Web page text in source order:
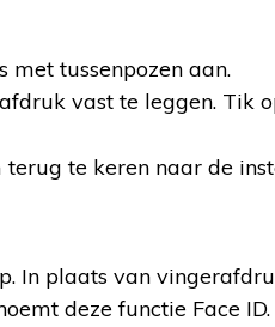
met tussenpozen aan.
vast te leggen. Tik
terug te keren naar de
In plaats van
deze functie Face